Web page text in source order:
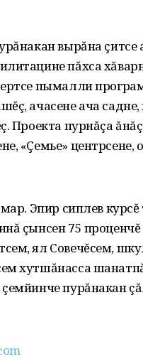
вырăна
пăхса
пымалли
ачасене ача
Проекта пурнăçа
«Çемье» центрсене,
Эпир сиплев
çынсен 75
ял Совечĕсем,
хутшăнасса
пурăнакан